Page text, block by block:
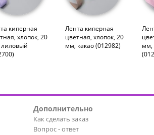
киперная
хлопок, 20
Лента киперная
цветная, хлопок, 20
мм, какао (012982)
мм,
Дополнительно
Как сделать заказ
Вопрос - ответ